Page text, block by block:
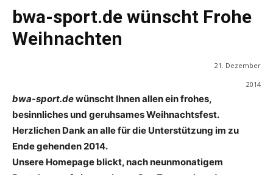
bwa-sport.de wünscht Frohe
Weihnachten
21. Dezember
2014
bwa-sport.dewünscht Ihnen allen ein frohes,
besinnliches und geruhsames Weihnachtsfest.
Herzlichen Dank an alle für die Unterstützung im zu
Ende gehenden 2014.
Unsere Homepage blickt, nach neunmonatigem